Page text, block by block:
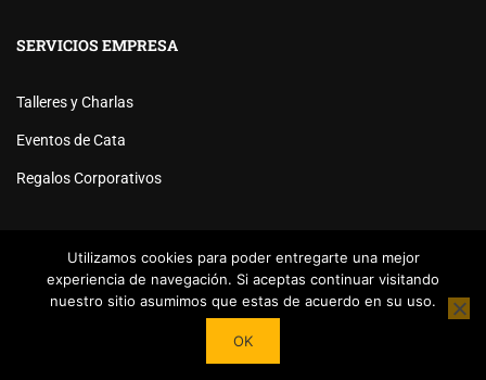
SERVICIOS EMPRESA
Talleres y Charlas
Eventos de Cata
Regalos Corporativos
Powered byTea Institute Latinoamérica ® 2026. Todos Los
Utilizamos cookies para poder entregarte una mejor
experiencia de navegación. Si aceptas continuar visitando
nuestro sitio asumimos que estas de acuerdo en su uso.
OK